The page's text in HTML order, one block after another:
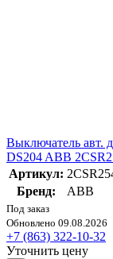
Выключатель авт.
DS204 ABB
Артикул:
Бренд:
ABB
Под заказ
Обновлено 09.08.2026
+7 (863) 322-10-32
Уточнить цену